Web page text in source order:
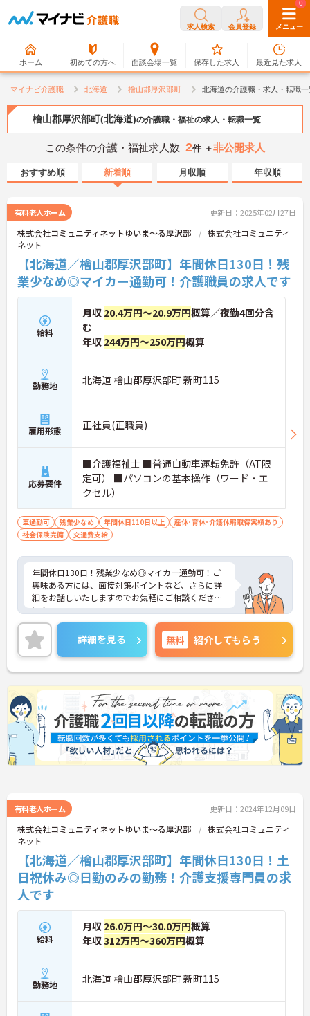
求人検索 会員登録 メニュー
ホーム 初めての方へ 面談会場一覧
0
保存した求人
0
最近見た求人
マイナビ介護職 北海道 檜山郡厚沢部町 北海道の介護職・求人・転職一
檜山郡厚沢部町(北海道)の介護職・福祉の求人・転職一覧
この条件の介護・福祉求人数 2件 ＋非公開求人
おすすめ順 新着順 月収順 年収順
有料老人ホーム 更新日：2025年02月27日
株式会社コミュニティネットゆいま～る厚沢部
株式会社コミュニティ
ネット
【北海道／檜山郡厚沢部町】年間休日130日！残
業少なめ◎マイカー通勤可！介護職員の求人です
給料
月収 20.4万円～20.9万円概算／夜勤4回分含
む
年収 244万円～250万円概算
勤務地 北海道 檜山郡厚沢部町 新町115
雇用形態 正社員(正職員)
応募要件
■介護福祉士 ■普通自動車運転免許（AT限
定可） ■パソコンの基本操作（ワード・エ
クセル）
車通勤可 残業少なめ 年間休日110日以上
産休･育休･介護休暇取得実績あり
社会保険完備
交通費支給
年間休日130日！残業少なめ◎マイカー通勤可！ご
興味ある方には、面接対策ポイントなど、さらに詳
細をお話しいたしますのでお気軽にご相談くださ
い！
詳細を見る 無料 紹介してもらう
有料老人ホーム 更新日：2024年12月09日
株式会社コミュニティネットゆいま～る厚沢部
株式会社コミュニティ
ネット
【北海道／檜山郡厚沢部町】年間休日130日！土
日祝休み◎日勤のみの勤務！介護支援専門員の求
人です
給料
月収 26.0万円～30.0万円概算
年収312万円～360万円概算
勤務地 北海道 檜山郡厚沢部町 新町115